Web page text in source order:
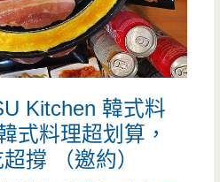
Kitchen 韓式料
式料理超划算，
撐 （邀約）